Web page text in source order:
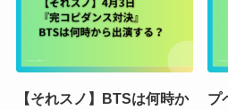
【それスノ】BTSは何時か
プ